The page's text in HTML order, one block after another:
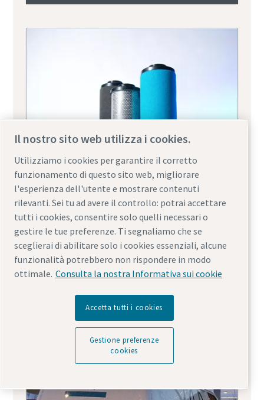
Filtri di linea
Il nostro sito web utilizza i cookies.
Utilizziamo i cookies per garantire il corretto
funzionamento di questo sito web, migliorare
l'esperienza dell'utente e mostrare contenuti
rilevanti. Sei tu ad avere il controllo: potrai accettare
tutti i cookies, consentire solo quelli necessari o
gestire le tue preferenze. Ti segnaliamo che se
sceglierai di abilitare solo i cookies essenziali, alcune
funzionalità potrebbero non rispondere in modo
ottimale. Consulta la nostra Informativa sui cookie
Accetta tutti i cookies
Gestione preferenze
cookies